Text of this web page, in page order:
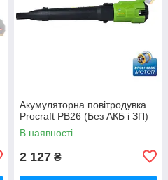
Акумуляторна повітродувка
Procraft PB26 (Без АКБ і ЗП)
В наявності
2 127 ₴